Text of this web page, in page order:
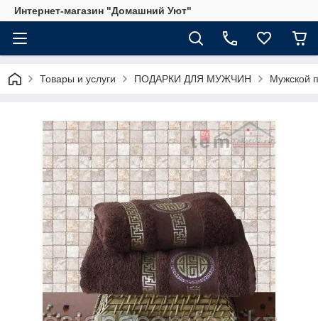
Интернет-магазин "Домашний Уют"
Товары и услуги ПОДАРКИ ДЛЯ МУЖЧИН Мужской